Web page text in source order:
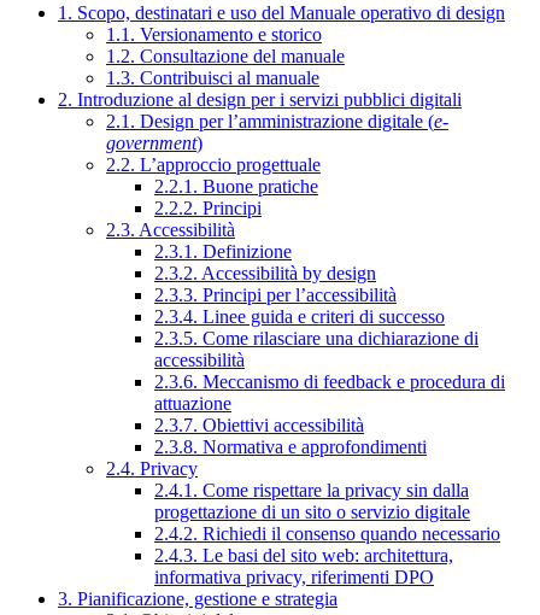
1. Scopo, destinatari e uso del Manuale operativo di design
1.1. Versionamento e storico
1.2. Consultazione del manuale
1.3. Contribuisci al manuale
2. Introduzione al design per i servizi pubblici digitali
2.1. Design per l’amministrazione digitale (e-
government)
2.2. L’approccio progettuale
2.2.1. Buone pratiche
2.2.2. Principi
2.3. Accessibilità
2.3.1. Definizione
2.3.2. Accessibilità by design
2.3.3. Principi per l’accessibilità
2.3.4. Linee guida e criteri di successo
2.3.5. Come rilasciare una dichiarazione di
accessibilità
2.3.6. Meccanismo di feedback e procedura di
attuazione
2.3.7. Obiettivi accessibilità
2.3.8. Normativa e approfondimenti
2.4. Privacy
2.4.1. Come rispettare la privacy sin dalla
progettazione di un sito o servizio digitale
2.4.2. Richiedi il consenso quando necessario
2.4.3. Le basi del sito web: architettura,
informativa privacy, riferimenti DPO
3. Pianificazione, gestione e strategia